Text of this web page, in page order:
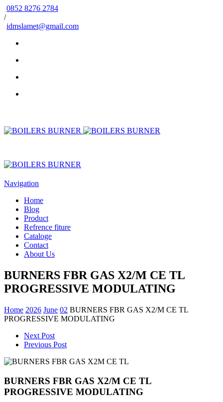
0852 8276 2784
/
idmslamet@gmail.com
Navigation
Home
Blog
Product
Refrence fiture
Cataloge
Contact
About Us
BURNERS FBR GAS X2/M CE TL
PROGRESSIVE MODULATING
Home 2026 June 02 BURNERS FBR GAS X2/M CE TL
PROGRESSIVE MODULATING
Next Post
Previous Post
BURNERS FBR GAS X2/M CE TL
PROGRESSIVE MODULATING